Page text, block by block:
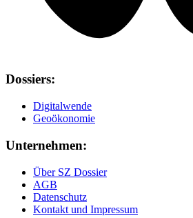
Dossiers:
Digitalwende
Geoökonomie
Unternehmen:
Über SZ Dossier
AGB
Datenschutz
Kontakt und Impressum